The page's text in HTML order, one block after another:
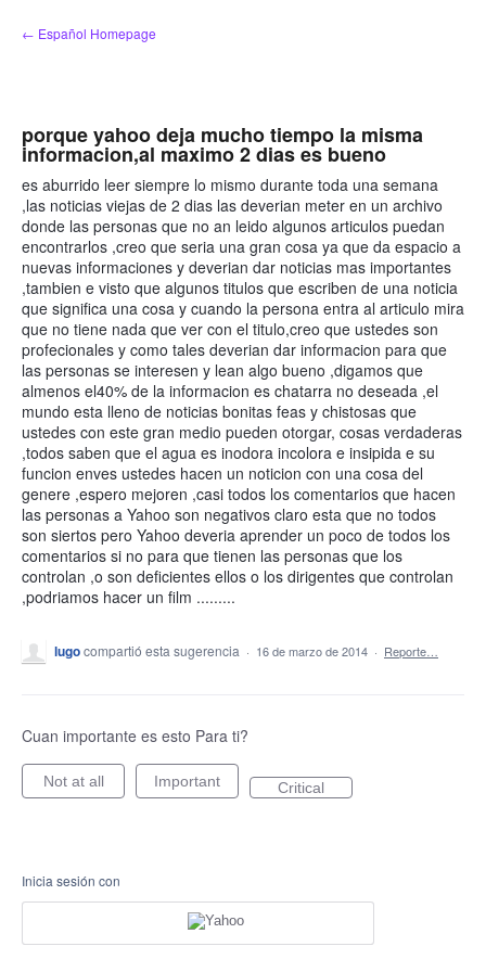
saltar
al
← Español Homepage
porque yahoo deja mucho tiempo la misma
informacion,al maximo 2 dias es bueno
es aburrido leer siempre lo mismo durante toda una semana
,las noticias viejas de 2 dias las deverian meter en un archivo
donde las personas que no an leido algunos articulos puedan
encontrarlos ,creo que seria una gran cosa ya que da espacio a
nuevas informaciones y deverian dar noticias mas importantes
,tambien e visto que algunos titulos que escriben de una noticia
que significa una cosa y cuando la persona entra al articulo mira
que no tiene nada que ver con el titulo,creo que ustedes son
profecionales y como tales deverian dar informacion para que
las personas se interesen y lean algo bueno ,digamos que
almenos el40% de la informacion es chatarra no deseada ,el
mundo esta lleno de noticias bonitas feas y chistosas que
ustedes con este gran medio pueden otorgar, cosas verdaderas
,todos saben que el agua es inodora incolora e insipida e su
funcion enves ustedes hacen un noticion con una cosa del
genere ,espero mejoren ,casi todos los comentarios que hacen
las personas a Yahoo son negativos claro esta que no todos
son siertos pero Yahoo deveria aprender un poco de todos los
comentarios si no para que tienen las personas que los
controlan ,o son deficientes ellos o los dirigentes que controlan
,podriamos hacer un film .........
lugocompartió esta sugerencia · 16 de marzo de 2014 · Reporte…
Cuan importante es esto Para ti?
Not at all Important Critical
Inicia sesión con